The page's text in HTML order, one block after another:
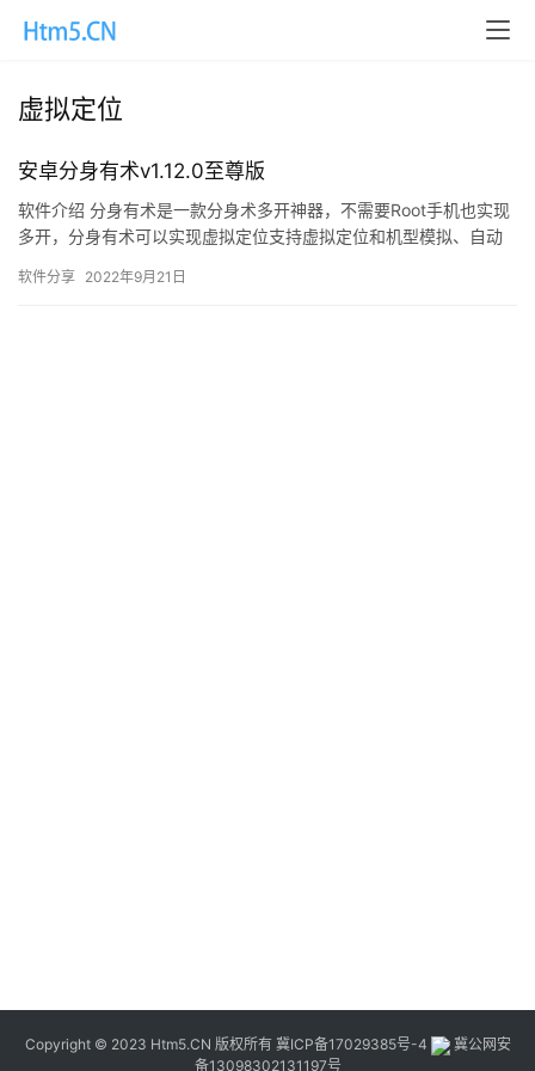
虚拟定位
安卓分身有术v1.12.0至尊版
软件介绍 分身有术是一款分身术多开神器，不需要Root手机也实现
多开，分身有术可以实现虚拟定位支持虚拟定位和机型模拟、自动
软件分享 2022年9月21日
Copyright © 2023 Htm5.CN 版权所有 冀ICP备17029385号-4
冀公网安
备13098302131197号